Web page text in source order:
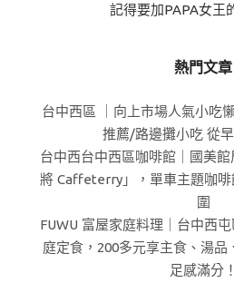
記得要加PAPA女王
熱門文章
台中西區 ｜向上市場人氣小吃
推薦/路邊攤小吃 從
台中西台中西區咖啡館｜國美
將 Caffeterry」，單車主題咖
圍
FUWU 富屋家庭料理｜台中西
庭定食，200多元享主食、湯品
足感滿分！